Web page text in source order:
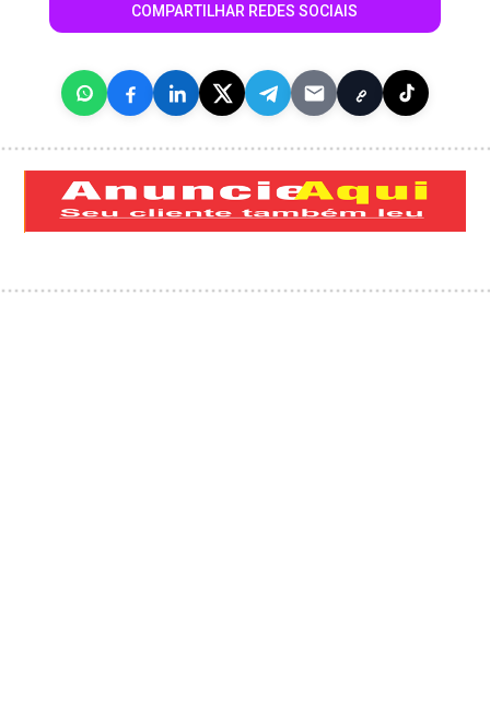
COMPARTILHAR REDES SOCIAIS